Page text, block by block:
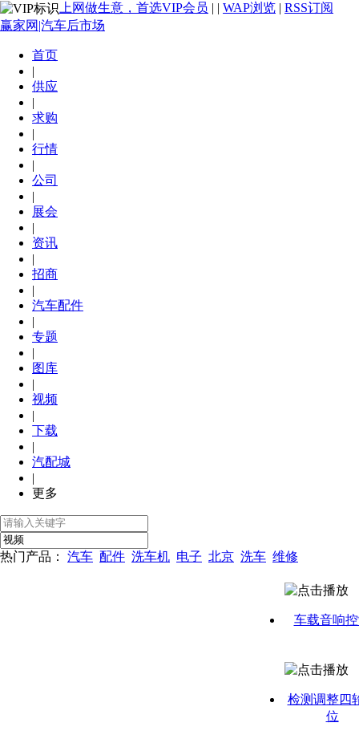
上网做生意，首选VIP会员 | | WAP浏览 | RSS订阅
赢家网|汽车后市场
首页
|
供应
|
求购
|
行情
|
公司
|
展会
|
资讯
|
招商
|
汽车配件
|
专题
|
图库
|
视频
|
下载
|
汽配城
|
更多
热门产品： 汽车 配件 洗车机 电子 北京 洗车 维修
车载音响
检测调整四
位